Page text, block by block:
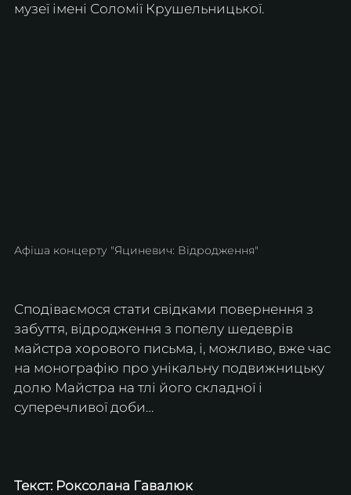
музеї імені Соломії Крушельницької.
Афіша концерту "Яциневич: Відродження"
Сподіваємося стати свідками повернення з
забуття, відродження з попелу шедеврів
майстра хорового письма, і, можливо, вже час
на монографію про унікальну подвижницьку
долю Майстра на тлі його складної і
суперечливої доби…
Текст: Роксолана Гавалюк